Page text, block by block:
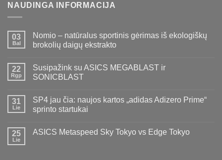
NAUDINGA INFORMACIJA
03
Bal
Nomio – natūralus sportinis gėrimas iš ekologiškų
brokolių daigų ekstrakto
22
Rgp
Susipažink su ASICS MEGABLAST ir
SONICBLAST
31
Lie
SP4 jau čia: naujos kartos „adidas Adizero Prime“
sprinto startukai
25
Lie
ASICS Metaspeed Sky Tokyo vs Edge Tokyo